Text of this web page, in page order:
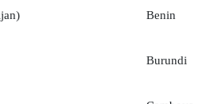
Benin
Burundi